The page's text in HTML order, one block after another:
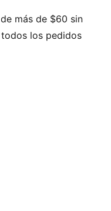
en cada
más de $60 sin
los pedidos